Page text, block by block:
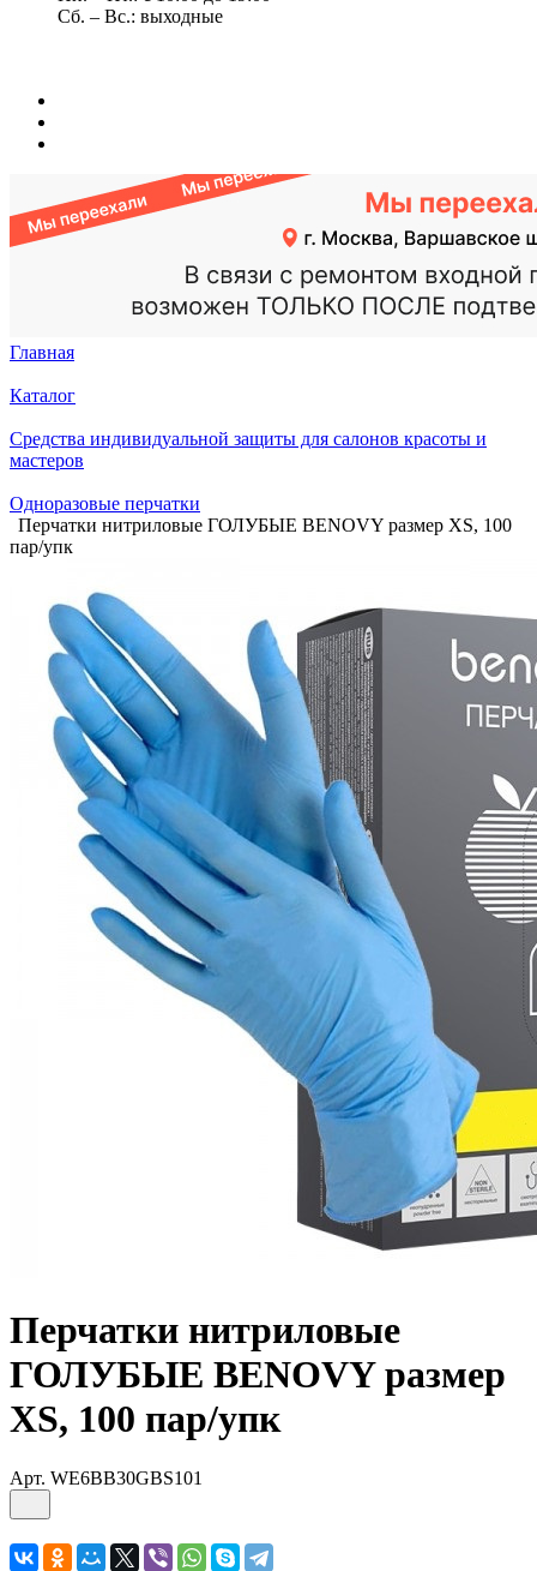
Сб. – Вс.: выходные
Главная
Каталог
Средства индивидуальной защиты для салонов красоты и
мастеров
Одноразовые перчатки
Перчатки нитриловые ГОЛУБЫЕ BENOVY размер XS, 100
пар/упк
Перчатки нитриловые
ГОЛУБЫЕ BENOVY размер
XS, 100 пар/упк
Арт. WE6BB30GBS101